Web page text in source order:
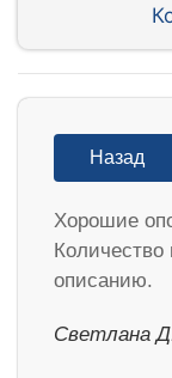
Назад
Хорошие
Количество
описанию.
Светлана